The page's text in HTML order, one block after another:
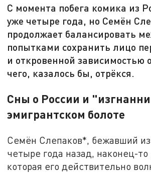
С момента побега комика из
уже четыре года, но Семён
продолжает балансировать
попытками сохранить лицо
и откровенной зависимостью
чего, казалось бы, отрёкся.
Сны о России и
эмигрантском болоте
Семён Слепаков*, бежавший
четыре года назад, наконец-
которая его действительно